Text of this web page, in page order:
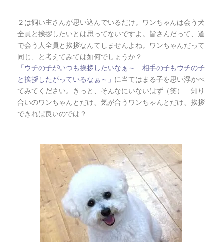
２は飼い主さんが思い込んでいるだけ。ワンちゃんは会う犬
全員と挨拶したいとは思ってないですよ。皆さんだって、道
で会う人全員と挨拶なんてしませんよね。ワンちゃんだって
同じ、と考えてみては如何でしょうか？
「ウチの子がいつも挨拶したいなぁ～ 相手の子もウチの子
と挨拶したがっているなぁ～」 に当てはまる子を思い浮かべ
てみてください。きっと、そんなにいないはず（笑） 知り
合いのワンちゃんとだけ、気が合うワンちゃんとだけ、挨拶
できれば良いのでは？